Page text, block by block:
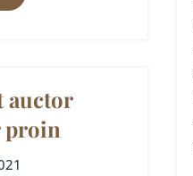
auctor
proin